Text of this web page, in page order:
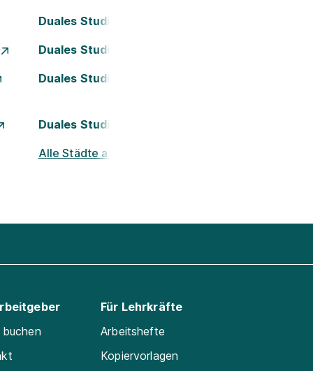
Duales Studium Darmstadt
Duales Studium Essen
Duales Studium Kassel
Duales Studium München
Alle Städte ansehen
Für Lehrkräfte
Arbeitshefte
Kopiervorlagen